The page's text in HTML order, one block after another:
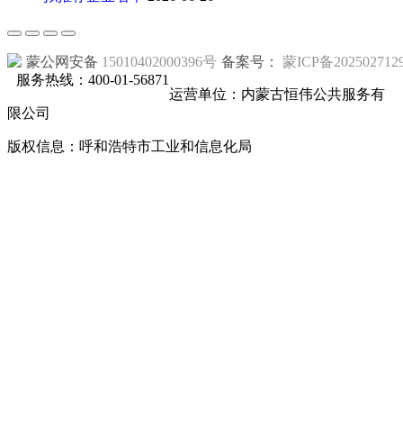
蒙公网安备 15010402000396号 备案号：
蒙ICP备
服务热线：400-01-56871
运营单位：内蒙古恒伟公共服务有
限公司
版权信息：呼和浩特市工业和信息化局